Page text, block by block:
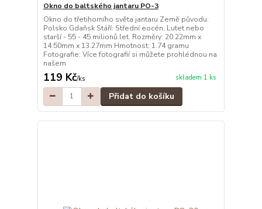
Okno do baltského jantaru PO-3
Okno do třetihorního světa jantaru Země původu:
Polsko Gdaňsk Stáří: Střední eocén, Lutet nebo
starší - 55 - 45 milionů let. Rozměry: 20.22mm x
14.50mm x 13.27mm Hmotnost: 1.74 gramu
Fotografie: Více fotografií si můžete prohlédnou na
našem
119 Kč/ks skladem 1 ks
Přidat do košíku